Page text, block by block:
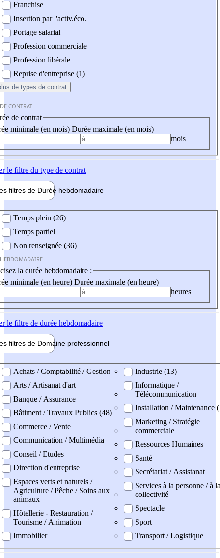
Franchise
Insertion par l'activ.éco.
Portage salarial
Profession commerciale
Profession libérale
Reprise d'entreprise (1)
de types de contrat
CONTRAT
de contrat
minimale (en mois) Durée maximale (en mois)
mois
le filtre du type de contrat
filtres de Durée hebdomadaire
Temps plein (26)
Temps partiel
Non renseignée (36)
la durée hebdomadaire :
minimale (en heure) Durée maximale (en heure)
heures
le filtre de durée hebdomadaire
filtres de Domaine professionnel
professionel
Achats / Comptabilité / Gestion
Arts / Artisanat d'art
Banque / Assurance
Bâtiment / Travaux Publics (48)
Commerce / Vente
Communication / Multimédia
Conseil / Etudes
Direction d'entreprise
Espaces verts et naturels /
Agriculture / Pêche / Soins aux
animaux
Hôtellerie - Restauration /
Tourisme / Animation
Immobilier
Industrie (13)
Informatique /
Télécommunication
Installation / Maintenance
Marketing / Stratégie
commerciale
Ressources Humaines
Santé
Secrétariat / Assistanat
Services à la personne / à la
collectivité
Spectacle
Sport
Transport / Logistique